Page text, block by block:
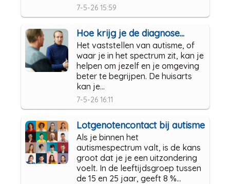
7-5-26 15:59
Hoe krijg je de diagnose...
Het vaststellen van autisme, of
waar je in het spectrum zit, kan je
helpen om jezelf en je omgeving
beter te begrijpen. De huisarts
kan je...
7-5-26 16:11
Lotgenotencontact bij autisme
Als je binnen het
autismespectrum valt, is de kans
groot dat je je een uitzondering
voelt. In de leeftijdsgroep tussen
de 15 en 25 jaar, geeft 8 %...